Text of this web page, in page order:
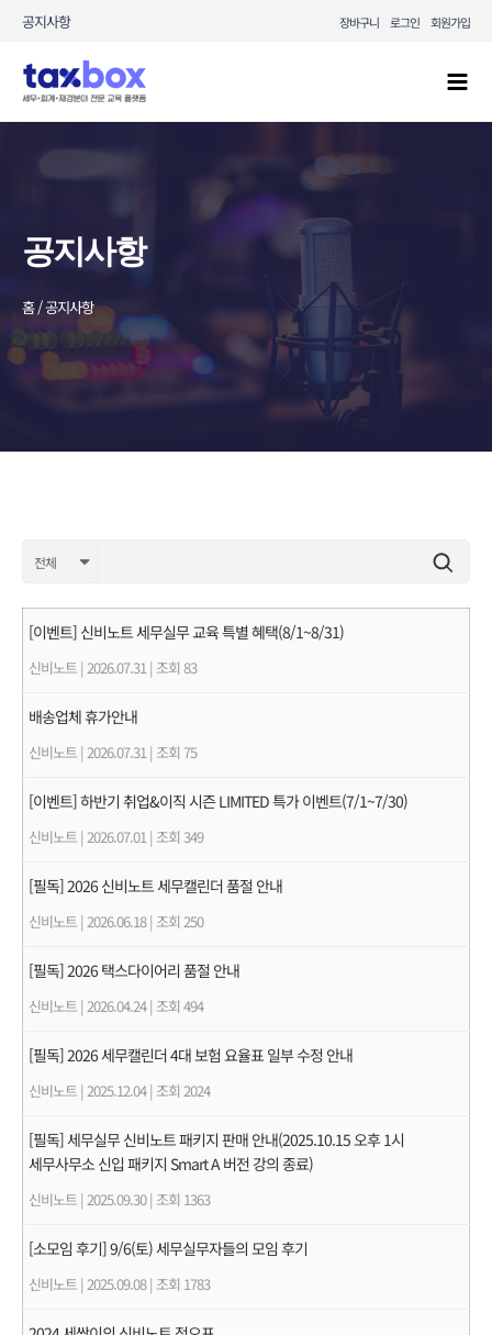
콘텐츠로
공지사항 장바구니 로그인 회원가입
공지사항
홈 / 공지사항
[이벤트] 신비노트 세무실무 교육 특별 혜택(8/1~8/31)
신비노트 | 2026.07.31 | 조회 83
배송업체 휴가안내
신비노트 | 2026.07.31 | 조회 75
[이벤트] 하반기 취업&이직 시즌 LIMITED 특가 이벤트(7/1~7/30)
신비노트 | 2026.07.01 | 조회 349
[필독] 2026 신비노트 세무캘린더 품절 안내
신비노트 | 2026.06.18 | 조회 250
[필독] 2026 택스다이어리 품절 안내
신비노트 | 2026.04.24 | 조회 494
[필독] 2026 세무캘린더 4대 보험 요율표 일부 수정 안내
신비노트 | 2025.12.04 | 조회 2024
[필독] 세무실무 신비노트 패키지 판매 안내(2025.10.15 오후 1시
세무사무소 신입 패키지 Smart A 버전 강의 종료)
신비노트 | 2025.09.30 | 조회 1363
[소모임 후기] 9/6(토) 세무실무자들의 모임 후기
신비노트 | 2025.09.08 | 조회 1783